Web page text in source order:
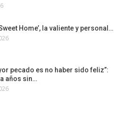
Home’, la valiente y personal…
pecado es no haber sido feliz”:
años sin…